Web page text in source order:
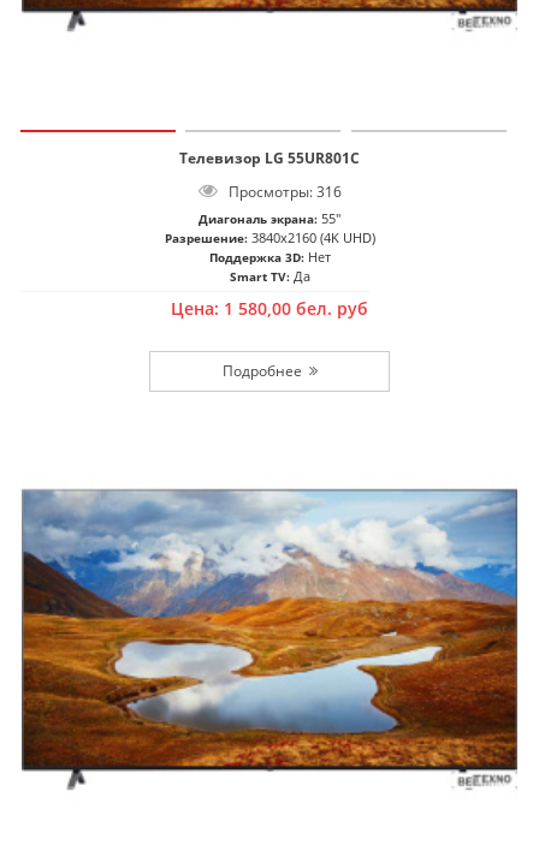
Телевизор LG 55UR801C
Просмотры: 316
Диагональ экрана: 55"
Разрешение: 3840x2160 (4K UHD)
Поддержка 3D: Нет
Smart TV: Да
Цена: 1 580,00 бел. руб